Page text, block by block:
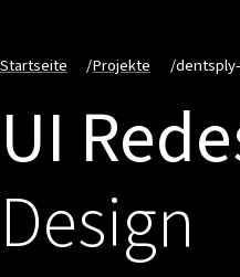
Startseite /Projekte /
UI
Design